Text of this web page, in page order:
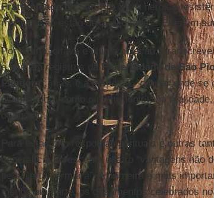
Fraternidade de São Pio X
e a heroica
manutenção estão desacreditadas? E assim
Por último, oitava e última objeção,
e não em registros da Fraternidade de São
Pandora ”, mas, é a resposta, “o lugar onde
eclesiástico (como o matrimônio), na
ou moral”.
Para estas oito respostas pontuais e outras
generalícia acrescenta quatro “vantagens não
pela Carta permitirá”. A primeira e mais
menos em parte, os casamentos celebrados